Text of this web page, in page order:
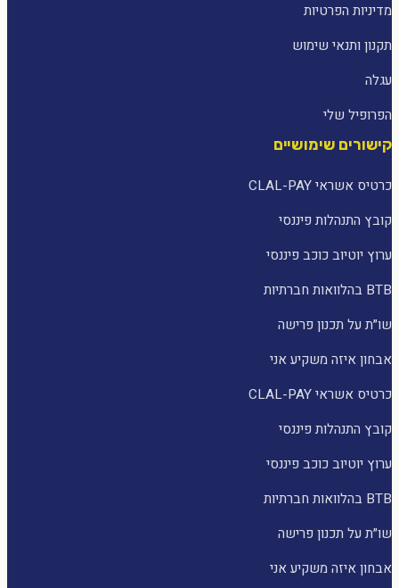
מדיניות הפרטיות
תקנון ותנאי שימוש
עגלה
הפרופיל שלי
קישורים שימושיים
כרטיס אשראי CLAL-PAY
קובץ התנהלות פיננסי
ערוץ יוטיוב כוכב פיננסי
BTB בהלוואות חברתיות
שו״ת על תכנון פרישה
אבחון איזה משקיע אני
כרטיס אשראי CLAL-PAY
קובץ התנהלות פיננסי
ערוץ יוטיוב כוכב פיננסי
BTB בהלוואות חברתיות
שו״ת על תכנון פרישה
אבחון איזה משקיע אני